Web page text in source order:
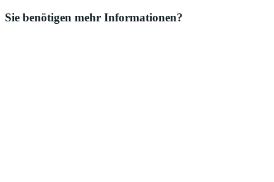
Sie benötigen mehr Informationen?